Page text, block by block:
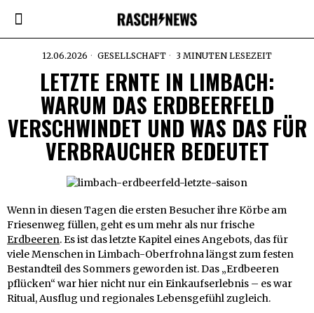
12.06.2026 GESELLSCHAFT 3 MINUTEN LESEZEIT
LETZTE ERNTE IN LIMBACH:
WARUM DAS ERDBEERFELD
VERSCHWINDET UND WAS DAS FÜR
VERBRAUCHER BEDEUTET
Wenn in diesen Tagen die ersten Besucher ihre Körbe am
Friesenweg füllen, geht es um mehr als nur frische
Erdbeeren. Es ist das letzte Kapitel eines Angebots, das für
viele Menschen in Limbach-Oberfrohna längst zum festen
Bestandteil des Sommers geworden ist. Das „Erdbeeren
pflücken“ war hier nicht nur ein Einkaufserlebnis – es war
Ritual, Ausflug und regionales Lebensgefühl zugleich.